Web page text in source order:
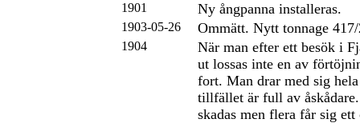
1901 Ny ångpanna installeras.
1903-05-26 Ommätt. Nytt tonnage
1904
När man efter ett besök i
ut lossas inte en av
fort. Man drar med sig
tillfället är full av
skadas men flera får sig